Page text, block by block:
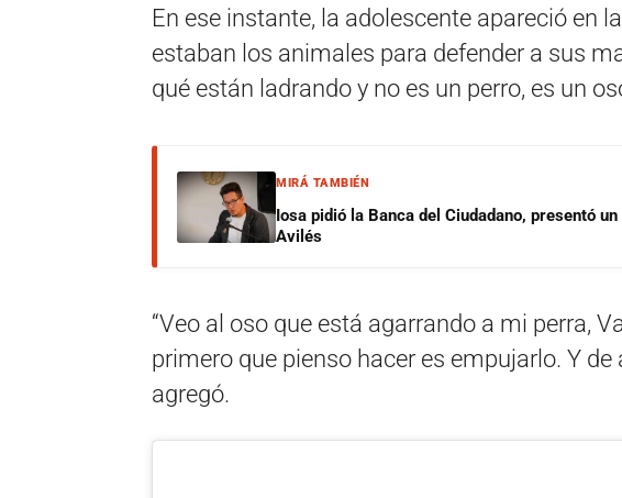
En ese instante, la adolescente apareció en
estaban los animales para defender a sus
qué están ladrando y no es un perro, es un
MIRÁ TAMBIÉN
Iosa pidió la Banca del Ciudadano, presentó
Avilés
“Veo al oso que está agarrando a mi perra,
primero que pienso hacer es empujarlo. Y de
agregó.